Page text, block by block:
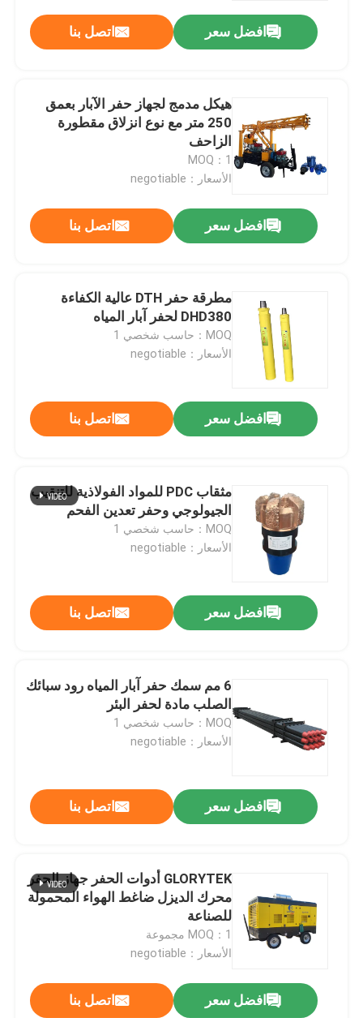
بيت
معلومات عنا
افضل سعر اتصل بنا
هيكل مدمج لجهاز حفر الآبار بعمق
250 متر مع نوع انزلاق مقطورة
الزاحف
MOQ：1
الأسعار：negotiable
افضل سعر اتصل بنا
مطرقة حفر DTH عالية الكفاءة
DHD380 لحفر آبار المياه
MOQ：حاسب شخصي 1
الأسعار：negotiable
افضل سعر اتصل بنا
مثقاب PDC للمواد الفولاذية للتنقيب
الجيولوجي وحفر تعدين الفحم
MOQ：حاسب شخصي 1
الأسعار：negotiable
افضل سعر اتصل بنا
6 مم سمك حفر آبار المياه رود سبائك
الصلب مادة لحفر البئر
MOQ：حاسب شخصي 1
الأسعار：negotiable
افضل سعر اتصل بنا
GLORYTEK أدوات الحفر جهاز الحفر
محرك الديزل ضاغط الهواء المحمولة
للصناعة
MOQ：1 مجموعة
الأسعار：negotiable
افضل سعر اتصل بنا
115mm أدوات الحفر ، T51 زر بت للبناء الصناعي